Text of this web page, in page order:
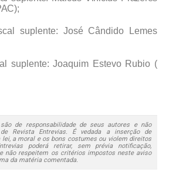
;
suplente: José Cândido Lemes
suplente:Joaquim Estevo Rubio (
de responsabilidade de seus autores e não
Revista Entrevias. É vedada a inserção de
a moral e os bons costumes ou violem direitos
poderá retirar, sem prévia notificação,
não respeitem os critérios impostos neste aviso
da matéria comentada.